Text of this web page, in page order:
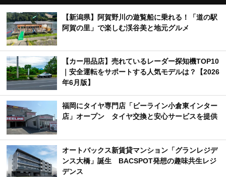
【新潟県】阿賀野川の遊覧船に乗れる！「道の駅
阿賀の里」で楽しむ渓谷美と地元グルメ
【カー用品店】売れているレーダー探知機TOP10
｜安全運転をサポートする人気モデルは？【2026
年6月版】
福岡にタイヤ専門店「ビーライン小倉東インター
店」オープン タイヤ交換と安心サービスを提供
オートバックス新賃貸マンション「グランレジデ
ンス大橋」誕生 BACSPOT発想の趣味共生レジ
デンス